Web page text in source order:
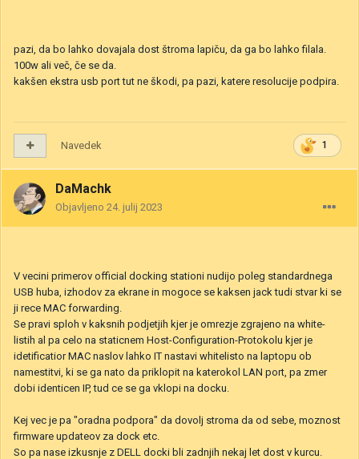
pazi, da bo lahko dovajala dost štroma lapiču, da ga bo lahko filala.
100w ali več, če se da.
kakšen ekstra usb port tut ne škodi, pa pazi, katere resolucije podpira.
1
Navedek
DaMachk
Objavljeno 24. julij 2023
V vecini primerov official docking stationi nudijo poleg standardnega
USB huba, izhodov za ekrane in mogoce se kaksen jack tudi stvar ki se
ji rece MAC forwarding.
Se pravi sploh v kaksnih podjetjih kjer je omrezje zgrajeno na white-
listih al pa celo na staticnem Host-Configuration-Protokolu kjer je
idetificatior MAC naslov lahko IT nastavi whitelisto na laptopu ob
namestitvi, ki se ga nato da priklopit na katerokol LAN port, pa zmer
dobi identicen IP, tud ce se ga vklopi na docku.
Kej vec je pa "oradna podpora" da dovolj stroma da od sebe, moznost
firmware updateov za dock etc.
So pa nase izkusnje z DELL docki bli zadnjih nekaj let dost v kurcu.